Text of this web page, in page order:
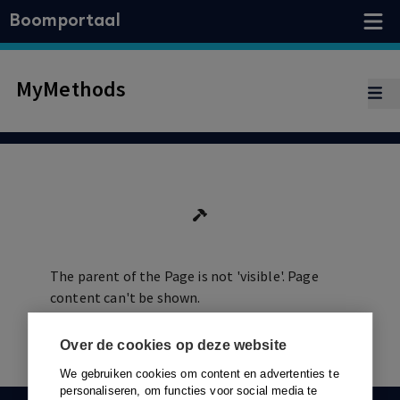
Over de cookies op deze website
We gebruiken cookies om content en advertenties te
personaliseren, om functies voor social media te
Boomportaal
MyMethods
The parent of the Page is not 'visible'. Page
content can't be shown.